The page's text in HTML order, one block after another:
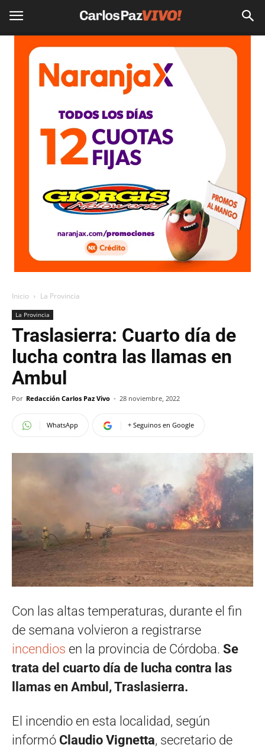
Inicio La Provincia
La Provincia
Traslasierra: Cuarto día de
lucha contra las llamas en
Ambul
Por Redacción Carlos Paz Vivo - 28 noviembre, 2022
WhatsApp + Seguinos en Google
Con las altas temperaturas, durante el fin
de semana volvieron a registrarse
incendios en la provincia de Córdoba. Se
trata del cuarto día de lucha contra las
llamas en Ambul, Traslasierra.
El incendio en esta localidad, según
informó Claudio Vignetta, secretario de